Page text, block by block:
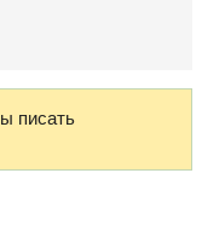
писать